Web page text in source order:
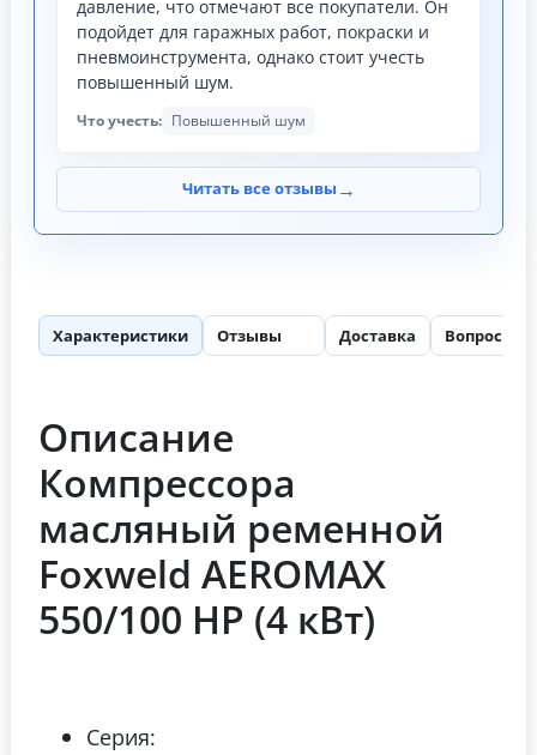
давление, что отмечают все покупатели. Он
подойдет для гаражных работ, покраски и
пневмоинструмента, однако стоит учесть
повышенный шум.
Что учесть: Повышенный шум
Читать все отзывы →
Характеристики Отзывы Доставка Вопросы
Описание
Компрессора
масляный ременной
Foxweld AEROMAX
550/100 HP (4 кВт)
Серия: